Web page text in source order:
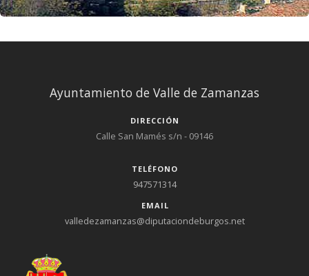
Ayuntamiento de Valle de Zamanzas
DIRECCIÓN
Calle San Mamés s/n - 09146
TELÉFONO
947571314
EMAIL
valledezamanzas@diputaciondeburgos.net